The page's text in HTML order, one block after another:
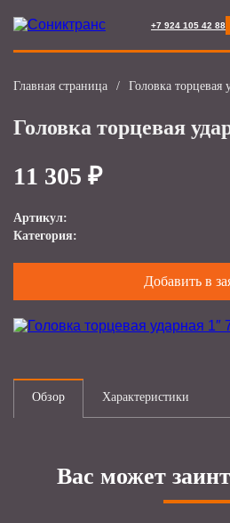
+7 924 105 42 88
Главная страница / Головка торцевая
Головка торцевая
11 305 ₽
Артикул:
Категория:
Добавить в
Обзор Характеристики
Вас может